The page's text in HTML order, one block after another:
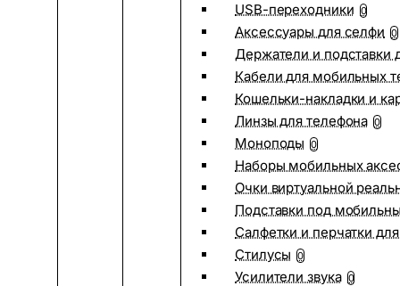
USB-переходники 0
Аксессуары для селфи 0
Держатели и подставки
Кабели для мобильных
Кошельки-накладки и
Линзы для телефона 0
Моноподы 0
Наборы мобильных
Очки виртуальной
Подставки под
Салфетки и перчатки
Стилусы 0
Усилители звука 0